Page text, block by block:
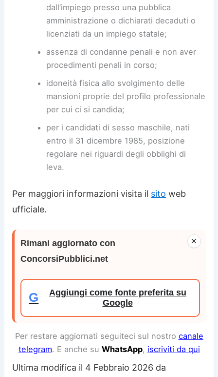
dall’impiego presso una pubblica
amministrazione o dichiarati decaduti o
licenziati da un impiego statale;
assenza di condanne penali e non aver
procedimenti penali in corso;
idoneità fisica allo svolgimento delle
mansioni proprie del profilo professionale
per cui ci si candida;
per i candidati di sesso maschile, nati
entro il 31 dicembre 1985, posizione
regolare nei riguardi degli obblighi di
leva.
Per maggiori informazioni visita il sito web
ufficiale.
×
Rimani aggiornato con
ConcorsiPubblici.net
G
Aggiungi come fonte preferita su
Google
Per restare aggiornati seguiteci sul nostro canale
telegram. E anche su WhatsApp, iscriviti da qui
Ultima modifica il 4 Febbraio 2026 da